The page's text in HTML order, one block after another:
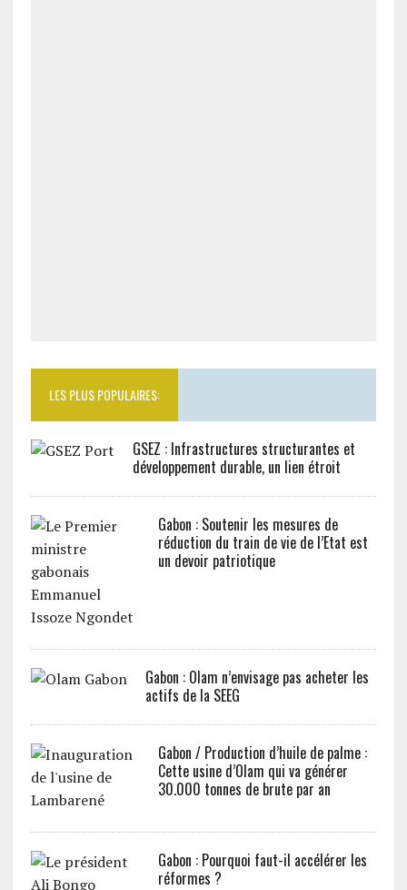
LES PLUS POPULAIRES:
GSEZ : Infrastructures structurantes et
développement durable, un lien étroit
Gabon : Soutenir les mesures de
réduction du train de vie de l’Etat est
un devoir patriotique
Gabon : Olam n’envisage pas acheter les
actifs de la SEEG
Gabon / Production d’huile de palme :
Cette usine d’Olam qui va générer
30.000 tonnes de brute par an
Gabon : Pourquoi faut-il accélérer les
réformes ?